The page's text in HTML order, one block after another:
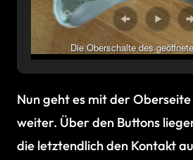
Die Oberschalte des
Nun geht es mit der Oberseite
weiter. Über den Buttons
die letztendlich den Kontakt